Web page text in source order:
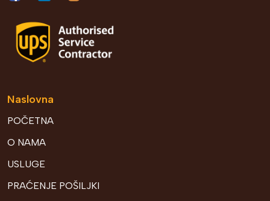
Pogledaj detalje
Naslovna
POČETNA
O NAMA
USLUGE
PRAĆENJE POŠILJKI